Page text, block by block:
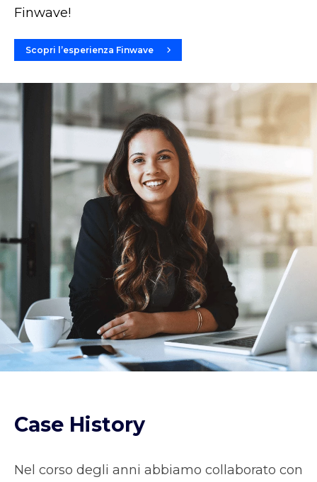
Finwave!
Scopri l’esperienza Finwave
Case History
Nel corso degli anni abbiamo collaborato con